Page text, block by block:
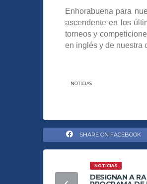
Enhorabuena para
ascendente en los
torneos y
en inglés y de nuestra
NOTICIAS
SHARE ON FACEBOOK
NOTICIAS
DESIGNAN A